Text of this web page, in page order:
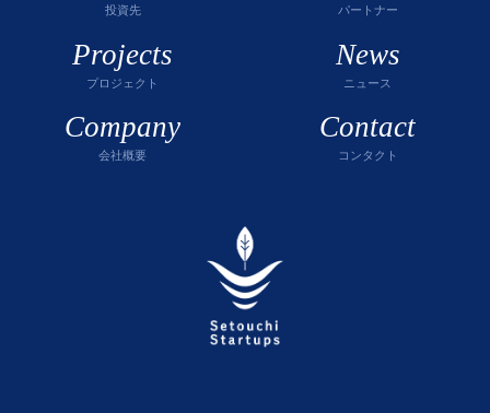
投資先 パートナー
Projects
プロジェクト
News
ニュース
Company
会社概要
Contact
コンタクト